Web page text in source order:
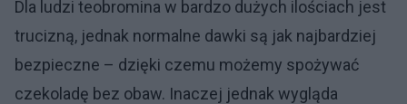
Dla ludzi teobromina w bardzo dużych ilościach jest
trucizną, jednak normalne dawki są jak najbardziej
bezpieczne – dzięki czemu możemy spożywać
czekoladę bez obaw. Inaczej jednak wygląda